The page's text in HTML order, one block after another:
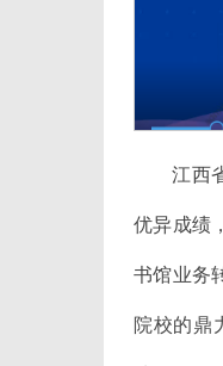
江西
优异成绩
书馆业务
院校的鼎